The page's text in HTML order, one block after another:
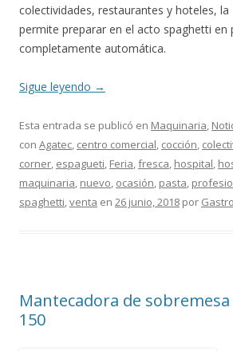
colectividades, restaurantes y hoteles, la
permite preparar en el acto spaghetti en
completamente automática.
Sigue leyendo →
Esta entrada se publicó en Maquinaria,
con Agatec, centro comercial, cocción,
corner, espagueti, Feria,fresca, hospital,
maquinaria, nuevo, ocasión, pasta,
spaghetti,venta en 26 junio, 2018 por
Mantecadora de
150